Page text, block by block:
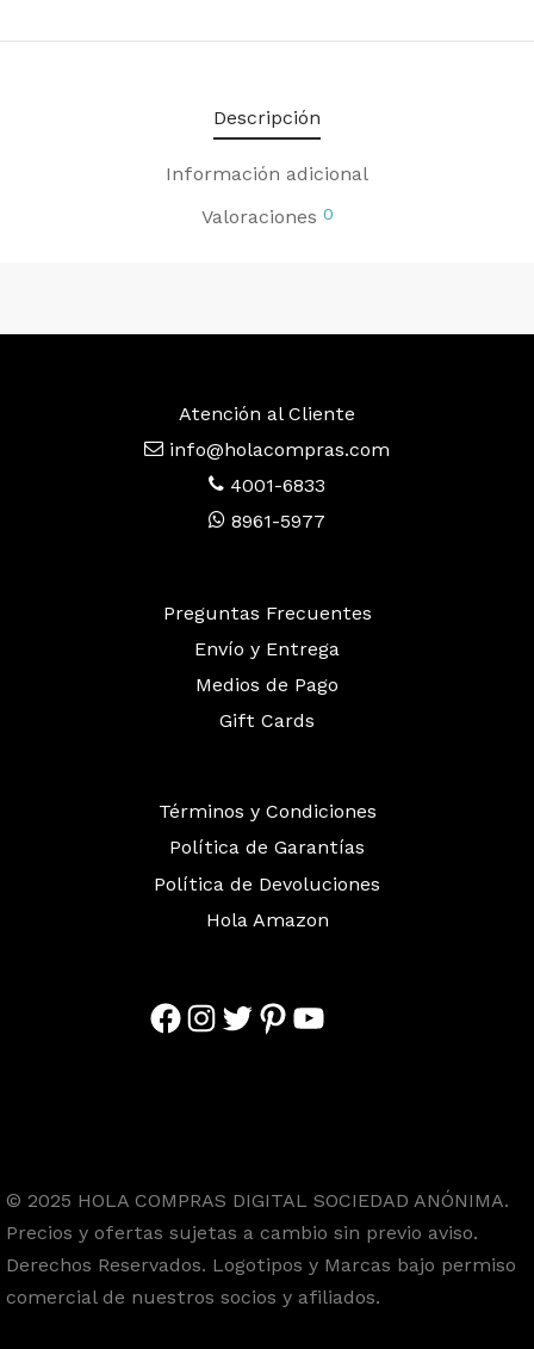
Descripción
Información adicional
Valoraciones 0
Atención al Cliente
info@holacompras.com
4001-6833
8961-5977
Preguntas Frecuentes
Envío y Entrega
Medios de Pago
Gift Cards
Términos y Condiciones
Política de Garantías
Política de Devoluciones
Hola Amazon
Facebook
Instagram
Twitter
Pinterest
© 2025 HOLA COMPRAS DIGITAL SOCIEDAD ANÓNIMA.
Precios y ofertas sujetas a cambio sin previo aviso.
Derechos Reservados. Logotipos y Marcas bajo permiso
comercial de nuestros socios y afiliados.